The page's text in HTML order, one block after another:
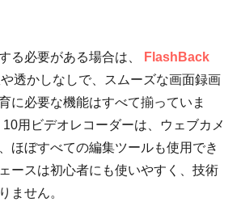
る必要がある場合は、
FlashBack
透かしなしで、スムーズな画面録画
に必要な機能はすべて揃っていま
用ビデオレコーダーは、ウェブカメ
ほぼすべての編集ツールも使用でき
ースは初心者にも使いやすく、技術
ません。